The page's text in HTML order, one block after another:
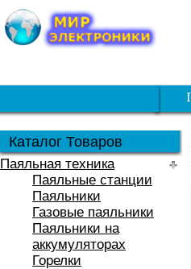
Каталог Товаров
Паяльная техника
Паяльные станции
Паяльники
Газовые паяльники
Паяльники на
аккумуляторах
Горелки